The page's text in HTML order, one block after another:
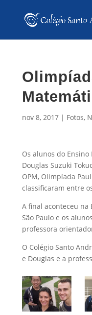
nov 8, 2017| Fotos,
Os alunos do
Douglas Suzuki
OPM, Olimpíada
classificaram entre
A final aconteceu na
São Paulo e os
professora
O Colégio Santo
e Douglas e a